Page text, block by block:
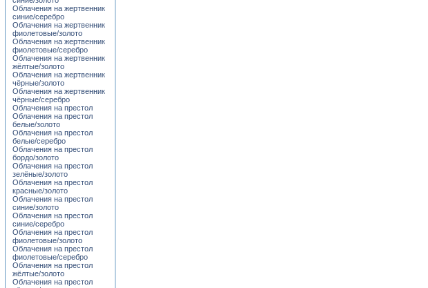
Облачения на жертвенник
синие/серебро
Облачения на жертвенник
фиолетовые/золото
Облачения на жертвенник
фиолетовые/серебро
Облачения на жертвенник
жёлтые/золото
Облачения на жертвенник
чёрные/золото
Облачения на жертвенник
чёрные/серебро
Облачения на престол
Облачения на престол
белые/золото
Облачения на престол
белые/серебро
Облачения на престол
бордо/золото
Облачения на престол
зелёные/золото
Облачения на престол
красные/золото
Облачения на престол
синие/золото
Облачения на престол
синие/серебро
Облачения на престол
фиолетовые/золото
Облачения на престол
фиолетовые/серебро
Облачения на престол
жёлтые/золото
Облачения на престол